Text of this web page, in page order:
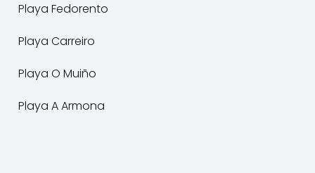
Playa Fedorento
Playa Carreiro
Playa O Muiño
Playa A Armona